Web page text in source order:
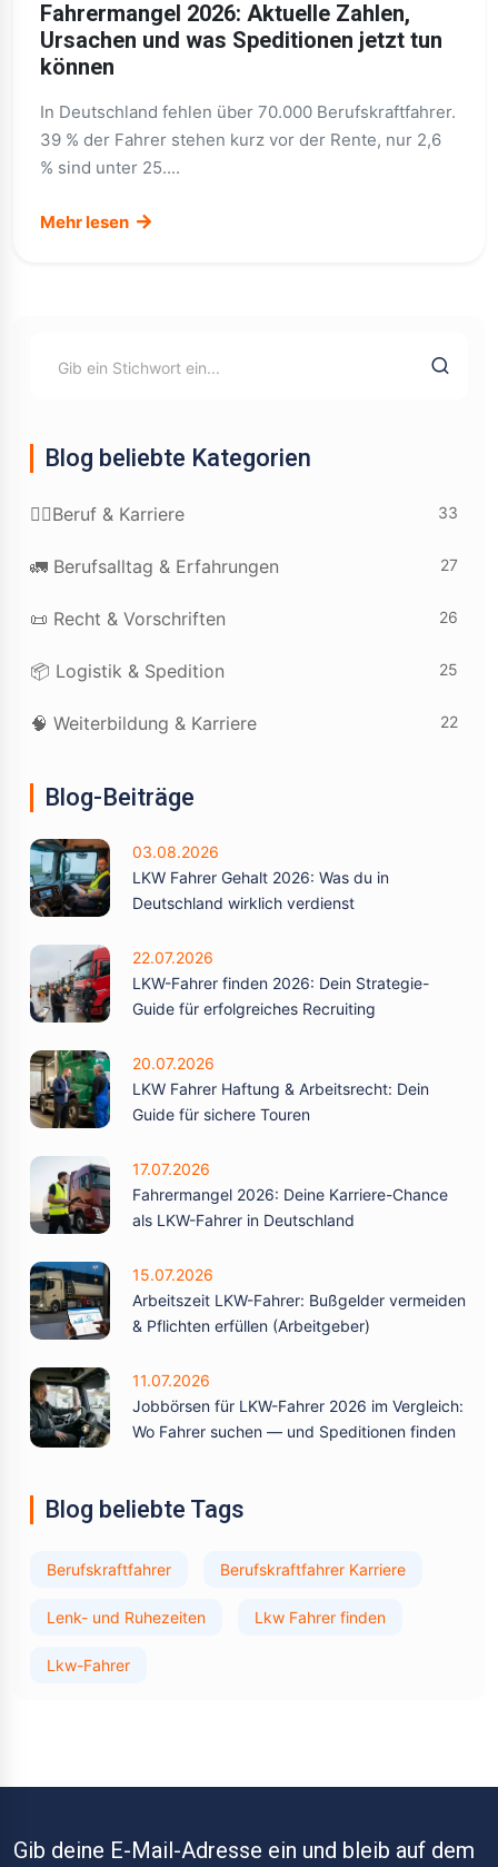
Fahrermangel 2026: Aktuelle Zahlen,
Ursachen und was Speditionen jetzt tun
können
In Deutschland fehlen über 70.000 Berufskraftfahrer.
39 % der Fahrer stehen kurz vor der Rente, nur 2,6
% sind unter 25....
Mehr lesen
Blog beliebte Kategorien
👷‍♂️Beruf & Karriere 33
🚛 Berufsalltag & Erfahrungen 27
📜 Recht & Vorschriften 26
📦 Logistik & Spedition 25
🧠 Weiterbildung & Karriere 22
Blog-Beiträge
03.08.2026
LKW Fahrer Gehalt 2026: Was du in
Deutschland wirklich verdienst
22.07.2026
LKW-Fahrer finden 2026: Dein Strategie-
Guide für erfolgreiches Recruiting
20.07.2026
LKW Fahrer Haftung & Arbeitsrecht: Dein
Guide für sichere Touren
17.07.2026
Fahrermangel 2026: Deine Karriere-Chance
als LKW-Fahrer in Deutschland
15.07.2026
Arbeitszeit LKW-Fahrer: Bußgelder vermeiden
& Pflichten erfüllen (Arbeitgeber)
11.07.2026
Jobbörsen für LKW-Fahrer 2026 im Vergleich:
Wo Fahrer suchen — und Speditionen finden
Blog beliebte Tags
Berufskraftfahrer Berufskraftfahrer Karriere
Lenk- und Ruhezeiten Lkw Fahrer finden
Lkw-Fahrer
Gib deine E-Mail-Adresse ein und bleib auf dem